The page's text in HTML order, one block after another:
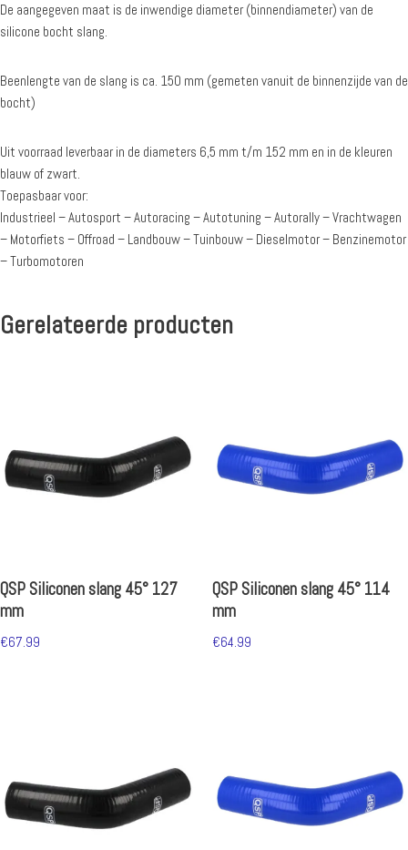
De aangegeven maat is de inwendige diameter (binnendiameter) van de
silicone bocht slang.
Beenlengte van de slang is ca. 150 mm (gemeten vanuit de binnenzijde van de
bocht)
Uit voorraad leverbaar in de diameters 6,5 mm t/m 152 mm en in de kleuren
blauw of zwart.
Toepasbaar voor:
Industrieel – Autosport – Autoracing – Autotuning – Autorally – Vrachtwagen
– Motorfiets – Offroad – Landbouw – Tuinbouw – Dieselmotor – Benzinemotor
– Turbomotoren
Gerelateerde producten
QSP Siliconen slang 45° 127
mm
€67.99
QSP Siliconen slang 45° 114
mm
€64.99